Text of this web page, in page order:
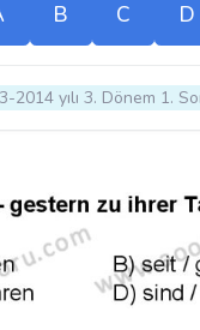
B C D
2014 yılı 3. Dönem 1.